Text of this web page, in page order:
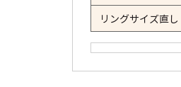
リングサイズ直し